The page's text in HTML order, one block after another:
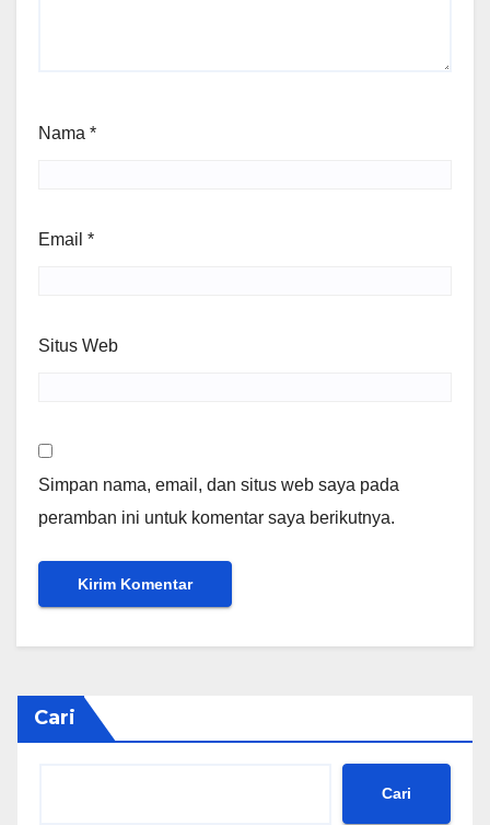
Nama *
Email *
Situs Web
Simpan nama, email, dan situs web saya pada
peramban ini untuk komentar saya berikutnya.
Cari
Cari